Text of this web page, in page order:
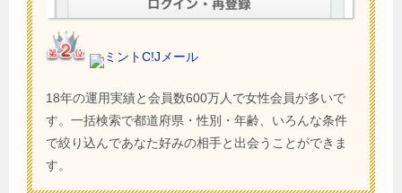
ミントC!Jメール
18年の運用実績と会員数600万人で女性会員が多いで
す。一括検索で都道府県・性別・年齢、いろんな条件
で絞り込んであなた好みの相手と出会うことができま
す。